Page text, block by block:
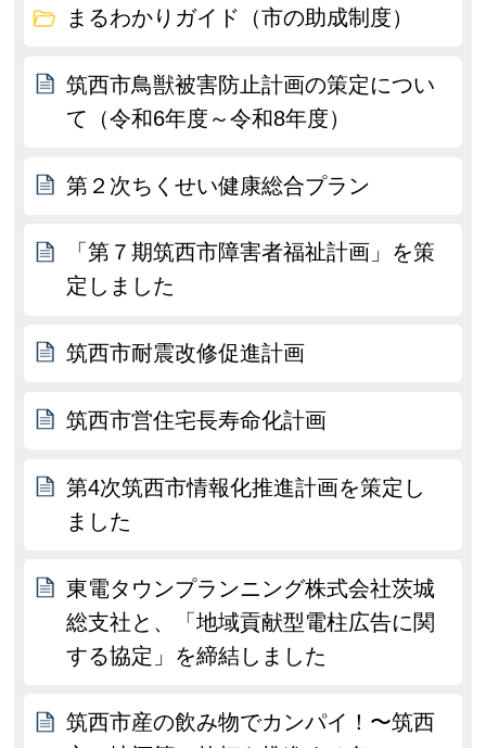
まるわかりガイド（市の助成制度）
筑西市鳥獣被害防止計画の策定につい
て（令和6年度～令和8年度）
第２次ちくせい健康総合プラン
「第７期筑西市障害者福祉計画」を策
定しました
筑西市耐震改修促進計画
筑西市営住宅長寿命化計画
第4次筑西市情報化推進計画を策定し
ました
東電タウンプランニング株式会社茨城
総支社と、「地域貢献型電柱広告に関
する協定」を締結しました
筑西市産の飲み物でカンパイ！〜筑西